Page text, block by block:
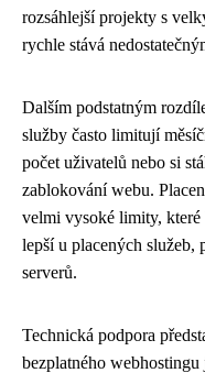
rozsáhlejší projekty s
rychle stává
Dalším podstatným
služby často limitují
počet uživatelů nebo si
zablokování webu.
velmi vysoké limity, které
lepší u placených služeb,
serverů.
Technická podpora
bezplatného